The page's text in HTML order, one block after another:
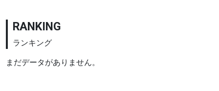
RANKING
ランキング
まだデータがありません。